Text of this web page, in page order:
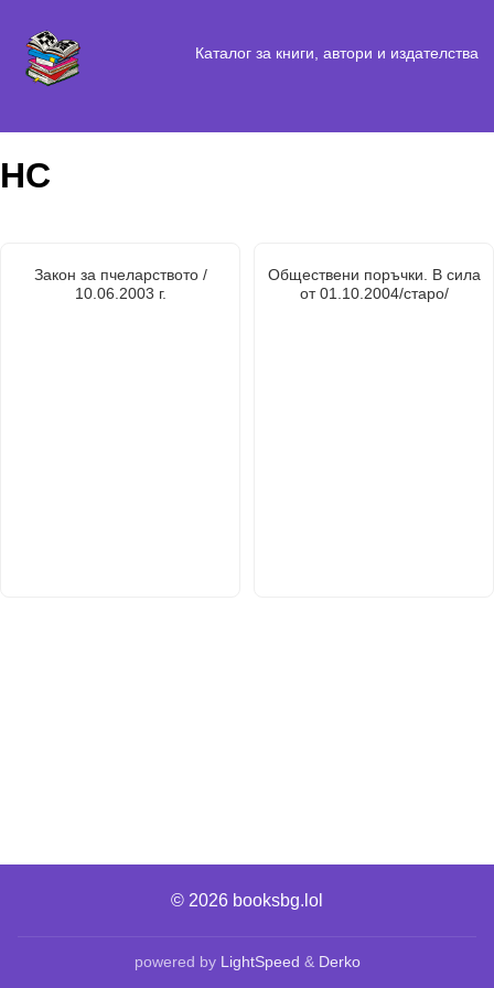
Каталог за книги, автори и издателства
НС
Закон за пчеларството /
10.06.2003 г.
Обществени поръчки. В сила
от 01.10.2004/старо/
© 2026 booksbg.lol
powered by LightSpeed & Derko